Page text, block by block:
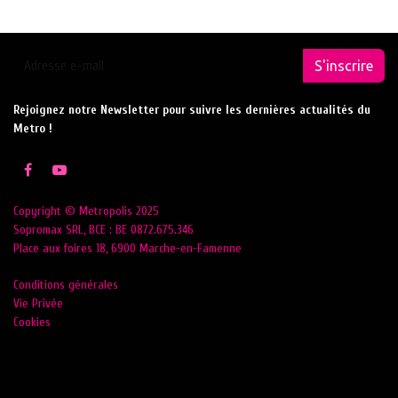
S'inscrire
Rejoignez notre Newsletter pour suivre les dernières actualités du
Metro !
Copyright © Metropolis 2025
Sopromax SRL, BCE : BE 0872.675.346
Place aux foires 18, 6900 Marche-en-Famenne
Conditions générales
Vie Privée
Cookies